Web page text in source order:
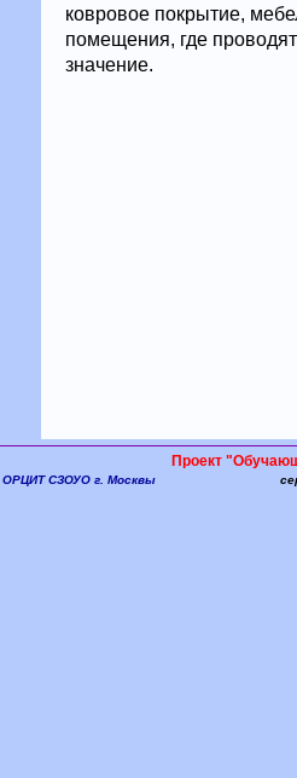
ковровое покрытие,
помещения, где
значение.
Проект
ОРЦИТ СЗОУО г. Москвы